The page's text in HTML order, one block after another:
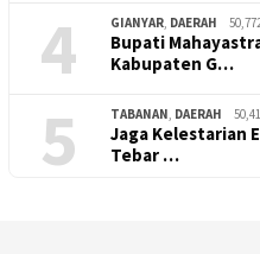
4 GIANYAR, DAERAH
Bupati
Kabupaten G…
5 TABANAN, DAERAH
Jaga Kelestarian
Tebar …